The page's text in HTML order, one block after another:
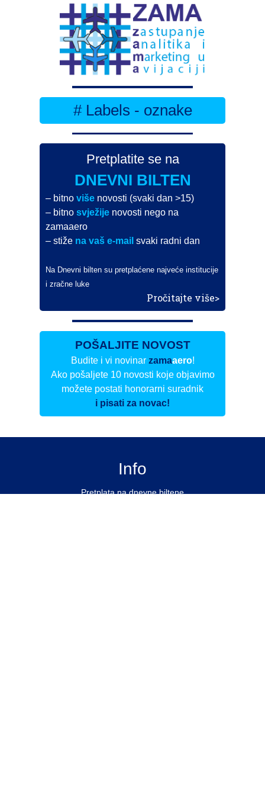
# Labels - oznake
Pretplatite se na
DNEVNI BILTEN
– bitnoviše novosti (svaki dan >15)
– bitnosvježije novosti nego na
zamaaero
– stiže na vaš e-mail svaki radni dan
Na Dnevni bilten su pretplaćene najveće institucije
i zračne luke
Pročitajte više>
POŠALJITE NOVOST
Budite i vi novinar zamaaero!
Ako pošaljete 10 novosti koje objavimo
možete postati honorarni suradnik
i pisati za novac!
Info
Pretplata na dnevne biltene